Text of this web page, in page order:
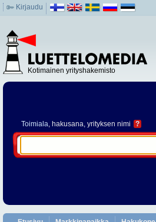
Kirjaudu
Kotimainen yrityshakemisto
Toimiala, hakusana, yrityksen nimi ?